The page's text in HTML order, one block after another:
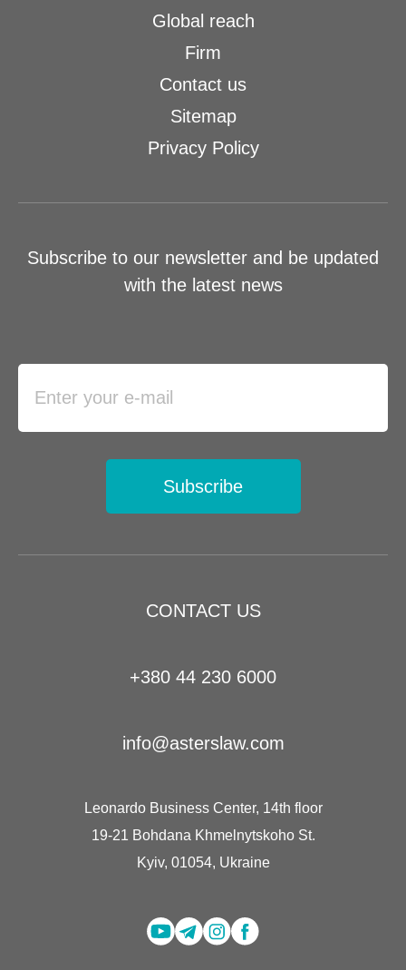
CONTACT US
+380 44 230 6000
info@asterslaw.com
Leonardo Business Center, 14th floor
19-21 Bohdana Khmelnytskoho St.
Kyiv, 01054, Ukraine
Global reach
Firm
Contact us
Sitemap
Privacy Policy
Subscribe to our newsletter and be updated
with the latest news
Subscribe